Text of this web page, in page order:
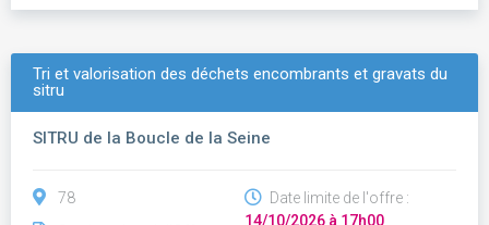
Tri et valorisation des déchets encombrants et gravats du
sitru
SITRU de la Boucle de la Seine
78
Date limite de l'offre :
14/10/2026 à 17h00